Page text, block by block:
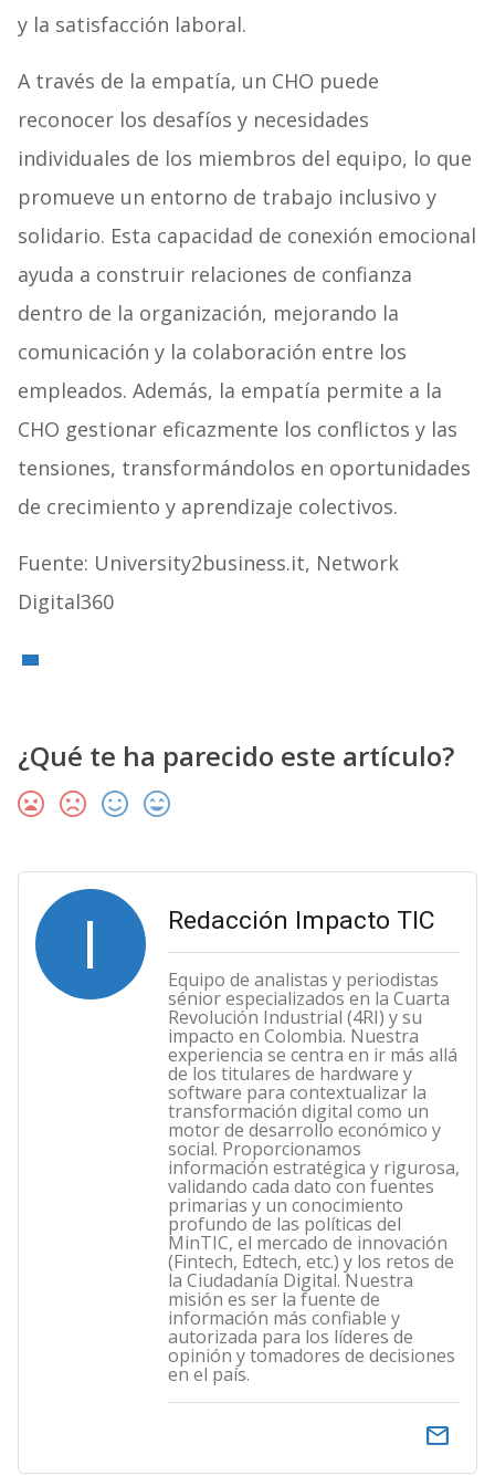
y la satisfacción laboral.
A través de la empatía, un CHO puede
reconocer los desafíos y necesidades
individuales de los miembros del equipo, lo que
promueve un entorno de trabajo inclusivo y
solidario. Esta capacidad de conexión emocional
ayuda a construir relaciones de confianza
dentro de la organización, mejorando la
comunicación y la colaboración entre los
empleados. Además, la empatía permite a la
CHO gestionar eficazmente los conflictos y las
tensiones, transformándolos en oportunidades
de crecimiento y aprendizaje colectivos.
Fuente: University2business.it, Network
Digital360
¿Qué te ha parecido este artículo?
I Redacción Impacto TIC
Equipo de analistas y periodistas
sénior especializados en la Cuarta
Revolución Industrial (4RI) y su
impacto en Colombia. Nuestra
experiencia se centra en ir más allá
de los titulares de hardware y
software para contextualizar la
transformación digital como un
motor de desarrollo económico y
social. Proporcionamos
información estratégica y rigurosa,
validando cada dato con fuentes
primarias y un conocimiento
profundo de las políticas del
MinTIC, el mercado de innovación
(Fintech, Edtech, etc.) y los retos de
la Ciudadanía Digital. Nuestra
misión es ser la fuente de
información más confiable y
autorizada para los líderes de
opinión y tomadores de decisiones
en el país.
email